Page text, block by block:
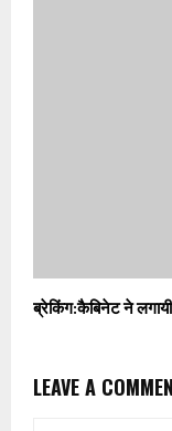
ब्रेकिंग:कैबिनेट ने
LEAVE A